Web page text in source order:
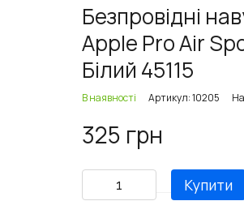
Безпровідні
Apple Pro Air
Білий 45115
В наявності Артикул: 10205
325 грн
Купити